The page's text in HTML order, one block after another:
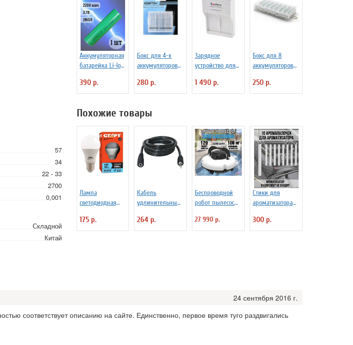
57
34
22 - 33
2700
0,001
Складной
Китай
Аккумуляторная
батарейка Li-Ion
3.7В,
незащищенный
390 р.
Бокс для 4-х
аккумуляторов
BL1, арт. 1131
280 р.
Зарядное
устройство для
SC-V1(Ni)
1 490 р.
Бокс для 8
аккумуляторов
250 р.
Похожие товары
Лампа
светодиодная
GLS E27, 15W40
175 р.
Кабель
удлинительный
05 аудио JACK
(M) - JACK (F),
264 р.
Беспроводной
робот пылесос
ANYSMART PZO-
18 (KD531424)
27 990 р.
Стики для
ароматизатора
освежитель в
машину
300 р.
24 сентября 2016 г.
соответствует описанию на сайте. Единственно, первое время туго раздвигались